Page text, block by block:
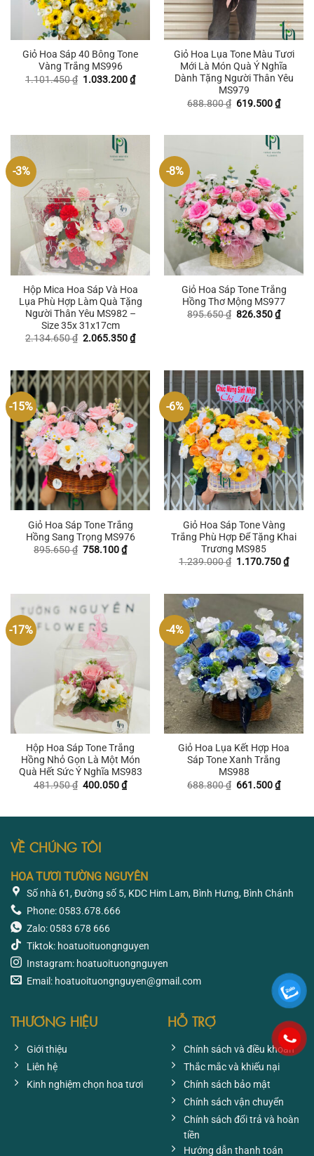
Giỏ Hoa Sáp 40 Bông Tone
Vàng Trắng MS996
1.101.450₫ Giá
1.033.200₫Giá
hiện
Giỏ Hoa Lụa Tone Màu Tươi
Mới Là Món Quà Ý Nghĩa
Dành Tặng Người Thân Yêu
MS979
688.800₫ Giá
619.500₫Giá
hiện
-3%
Hộp Mica Hoa Sáp Và Hoa
Lụa Phù Hợp Làm Quà Tặng
Người Thân Yêu MS982 –
Size 35x 31x17cm
2.134.650₫ Giá
2.065.350₫Giá
hiện
2.065.350 ₫.
-8%
Giỏ Hoa Sáp Tone Trắng
Hồng Thơ Mộng MS977
895.650₫ Giá
826.350₫Giá
hiện
-15%
Giỏ Hoa Sáp Tone Trắng
Hồng Sang Trọng MS976
895.650₫ Giá
758.100₫Giá
hiện
-6%
Giỏ Hoa Sáp Tone Vàng
Trắng Phù Hợp Để Tặng Khai
Trương MS985
1.239.000₫ Giá
1.170.750₫Giá
hiện
-17%
Hộp Hoa Sáp Tone Trắng
Hồng Nhỏ Gọn Là Một Món
Quà Hết Sức Ý Nghĩa MS983
481.950₫ Giá
400.050₫Giá
hiện
-4%
Giỏ Hoa Lụa Kết Hợp Hoa
Sáp Tone Xanh Trắng
MS988
688.800₫ Giá
661.500₫Giá
hiện
VỀ CHÚNG TÔI
HOA TƯƠI TƯỜNG NGUYÊN
Số nhà 61, Đường số 5, KDC Him Lam, Bình Hưng, Bình Chánh
Phone: 0583.678.666
Zalo: 0583 678 666
Tiktok: hoatuoituongnguyen
Instagram: hoatuoituongnguyen
Email: hoatuoituongnguyen@gmail.com
THƯƠNG HIỆU
Giới thiệu
Liên hệ
Kinh nghiệm chọn hoa tươi
HỖ TRỢ
Chính sách và điều khoản
Thắc mắc và khiếu nại
Chính sách bảo mật
Chính sách vận chuyển
Chính sách đổi trả và hoàn
tiền
Hướng dẫn thanh toán